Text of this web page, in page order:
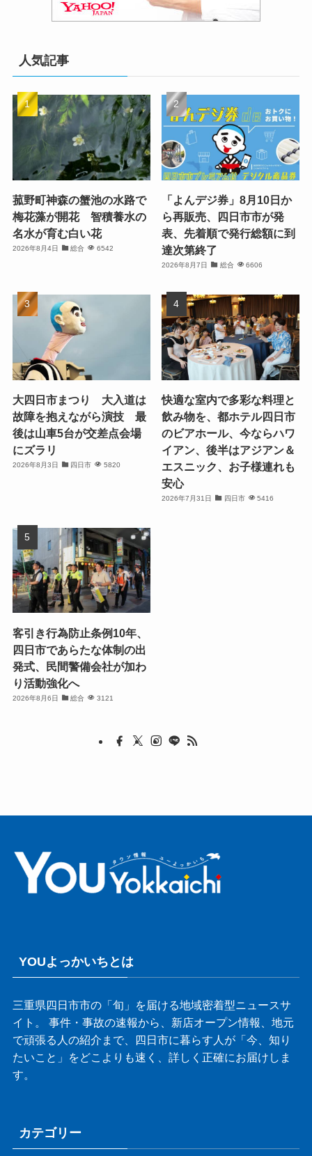
人気記事
菰野町神森の蟹池の水路で
梅花藻が開花 智積養水の
名水が育む白い花
2026年8月4日 総合 6542
「よんデジ券」8月10日か
ら再販売、四日市市が発
表、先着順で発行総額に到
達次第終了
2026年8月7日 総合 6606
大四日市まつり 大入道は
故障を抱えながら演技 最
後は山車5台が交差点会場
にズラリ
2026年8月3日 四日市 5820
快適な室内で多彩な料理と
飲み物を、都ホテル四日市
のビアホール、今ならハワ
イアン、後半はアジアン＆
エスニック、お子様連れも
安心
2026年7月31日 四日市 5416
客引き行為防止条例10年、
四日市であらたな体制の出
発式、民間警備会社が加わ
り活動強化へ
2026年8月6日 総合 3121
YOUよっかいちとは
三重県四日市市の「旬」を届ける地域密着型ニュースサ
イト。 事件・事故の速報から、新店オープン情報、地元
で頑張る人の紹介まで、四日市に暮らす人が「今、知り
たいこと」をどこよりも速く、詳しく正確にお届けしま
す。
カテゴリー